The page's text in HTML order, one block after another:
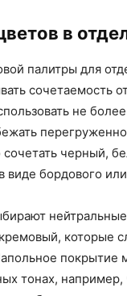
в
палитры для
сочетаемость
не
черный,
виде бордового
которые
покрытие
тонах,